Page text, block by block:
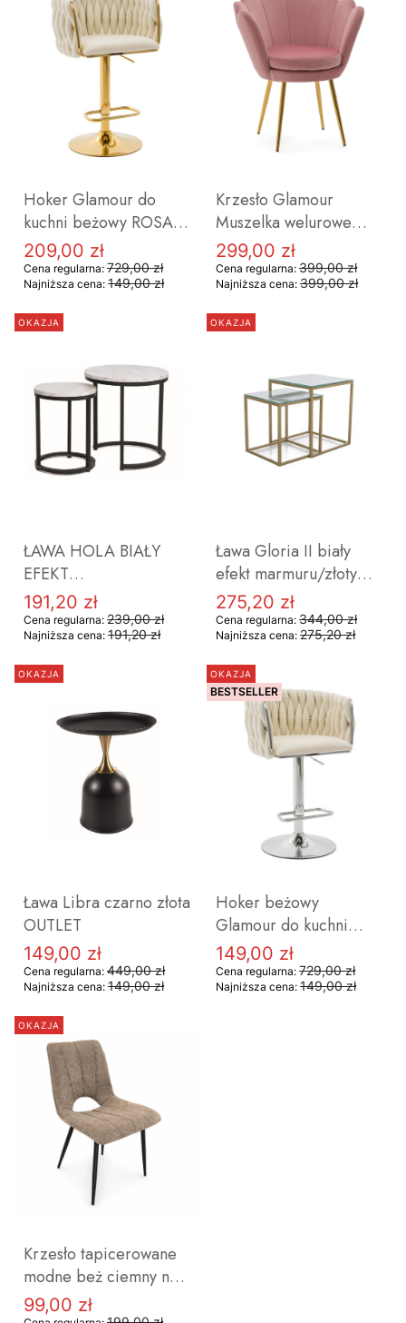
DO KOSZYKA DO KOSZYKA
Hoker Glamour do
kuchni beżowy ROSA
GOLD II na złotej
nodze OUTLET
Cena promocyjna
209,00 zł
Cena regularna: 729,00 zł
Najniższa cena: 149,00 zł
DO KOSZYKA
Krzesło Glamour
Muszelka welurowe
różowe SHELL GOLD
OUTLET
Cena promocyjna
299,00 zł
Cena regularna: 399,00 zł
Najniższa cena: 399,00 zł
DO KOSZYKA
OKAZJA
ŁAWA HOLA BIAŁY
EFEKT
MARMURU/CZARNY
(ZESTAW) OUTLET
Cena promocyjna
191,20 zł
Cena regularna: 239,00 zł
Najniższa cena: 191,20 zł
OKAZJA
Ława Gloria II biały
efekt marmuru/złoty
(zestaw) OUTLET
Cena promocyjna
275,20 zł
Cena regularna: 344,00 zł
Najniższa cena: 275,20 zł
DO KOSZYKA
OKAZJA
Ława Libra czarno złota
OUTLET
Cena promocyjna
149,00 zł
Cena regularna: 449,00 zł
Najniższa cena: 149,00 zł
DO KOSZYKA
OKAZJA
BESTSELLER
Hoker beżowy
Glamour do kuchni
ROSA CHROME
srebrne nogi OUTLET
Cena promocyjna
149,00 zł
Cena regularna: 729,00 zł
Najniższa cena: 149,00 zł
OKAZJA
Krzesło tapicerowane
modne beż ciemny na
czarnych nogach
Cena promocyjna
99,00 zł